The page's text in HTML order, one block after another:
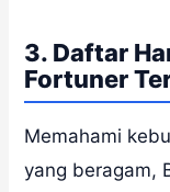
3. Daftar
Fortuner
Memahami
yang beragam,